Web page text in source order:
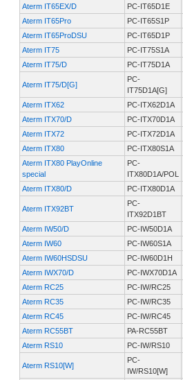
Aterm IT65EX/D
PC-IT65D1E
Aterm IT65Pro
PC-IT65S1P
Aterm IT65ProDSU
PC-IT65D1P
Aterm IT75
PC-IT75S1A
Aterm IT75/D
PC-IT75D1A
Aterm IT75/D[G]
PC-
IT75D1A[G]
Aterm ITX62 PC-ITX62D1A
Aterm ITX70/D
PC-ITX70D1A
Aterm ITX72
PC-ITX72D1A
Aterm ITX80
PC-ITX80S1A
Aterm ITX80 PlayOnline
special
PC-
ITX80D1A/POL
Aterm ITX80/D PC-ITX80D1A
Aterm ITX92BT
PC-
ITX92D1BT
Aterm IW50/D PC-IW50D1A
Aterm IW60
PC-IW60S1A
Aterm IW60HSDSU
PC-IW60D1H
Aterm IWX70/D
PC-IWX70D1A
Aterm RC25
PC-IW/RC25
Aterm RC35
PC-IW/RC35
Aterm RC45
PC-IW/RC45
Aterm RC55BT
PA-RC55BT
Aterm RS10
PC-IW/RS10
Aterm RS10[W]
PC-
IW/RS10[W]